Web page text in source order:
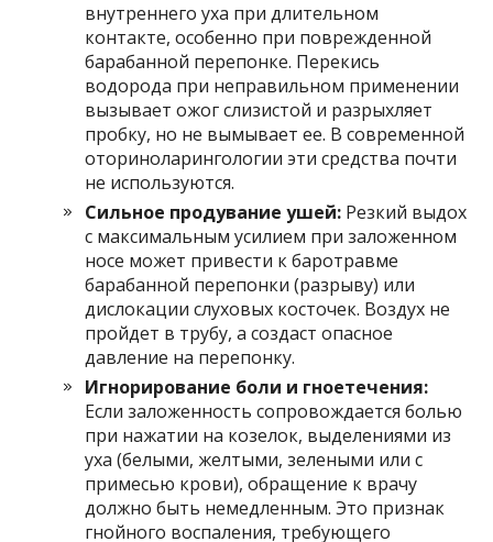
внутреннего уха при длительном
контакте, особенно при поврежденной
барабанной перепонке. Перекись
водорода при неправильном применении
вызывает ожог слизистой и разрыхляет
пробку, но не вымывает ее. В современной
оториноларингологии эти средства почти
не используются.
Сильное продувание ушей: Резкий выдох
с максимальным усилием при заложенном
носе может привести к баротравме
барабанной перепонки (разрыву) или
дислокации слуховых косточек. Воздух не
пройдет в трубу, а создаст опасное
давление на перепонку.
Игнорирование боли и гноетечения:
Если заложенность сопровождается болью
при нажатии на козелок, выделениями из
уха (белыми, желтыми, зелеными или с
примесью крови), обращение к врачу
должно быть немедленным. Это признак
гнойного воспаления, требующего